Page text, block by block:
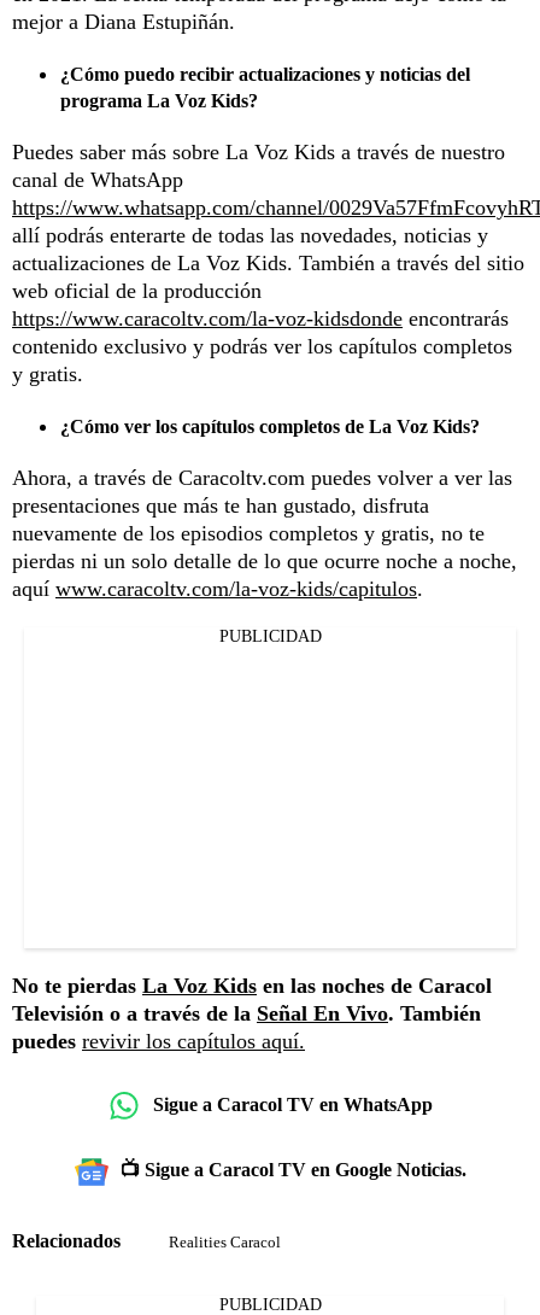
mejor a Diana Estupiñán.
¿Cómo puedo recibir actualizaciones y noticias del
programa La Voz Kids?
Puedes saber más sobre La Voz Kids a través de nuestro
canal de WhatsApp
https://www.whatsapp.com/channel/
allí podrás enterarte de todas las novedades, noticias y
actualizaciones de La Voz Kids. También a través del sitio
web oficial de la producción
https://www.caracoltv.com/la-voz-kidsdonde encontrarás
contenido exclusivo y podrás ver los capítulos completos
y gratis.
¿Cómo ver los capítulos completos de La Voz Kids?
Ahora, a través de Caracoltv.com puedes volver a ver las
presentaciones que más te han gustado, disfruta
nuevamente de los episodios completos y gratis, no te
pierdas ni un solo detalle de lo que ocurre noche a noche,
aquí www.caracoltv.com/la-voz-kids/capitulos.
PUBLICIDAD
No te pierdas La Voz Kids en las noches de Caracol
Televisión o a través de la Señal En Vivo. También
puedes revivir los capítulos aquí.
Sigue a Caracol TV en WhatsApp
📺 Sigue a Caracol TV en Google Noticias.
Relacionados Realities Caracol
PUBLICIDAD